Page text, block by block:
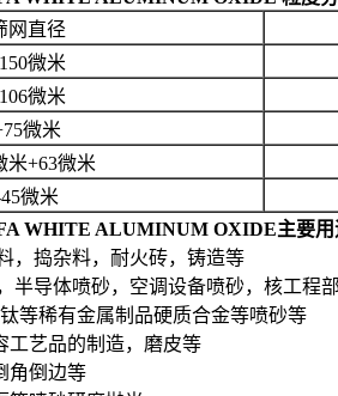
网直径
微米
微米
微米
米+63微米
微米
WHITE ALUMINUM OXIDE主要用
，捣杂料，耐火砖，铸造等
半导体喷砂，空调设备喷砂，核工程
等稀有金属制品硬质合金等喷砂等
工艺品的制造，磨皮等
角倒边等